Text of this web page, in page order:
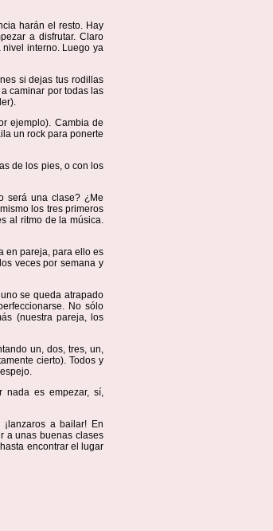
harán el resto. Hay
a disfrutar. Claro
interno. Luego ya
si dejas tus rodillas
caminar por todas las
ejemplo). Cambia de
un rock para ponerte
de los pies, o con los
será una clase? ¿Me
los tres primeros
al ritmo de la música.
en pareja, para ello es
veces por semana y
se queda atrapado
No sólo
(nuestra pareja, los
un, dos, tres, un,
cierto). Todos y
nada es empezar, sí,
a bailar! En
a unas buenas clases
encontrar el lugar